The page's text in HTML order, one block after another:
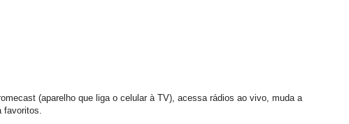
(aparelho que liga o celular à TV), acessa rádios ao vivo, muda a
favoritos.